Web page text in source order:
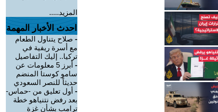
المزيد.....
احدث الأخبار المهمة
- صلاح يتناول الطعام
مع أسرة ريفية في
تركيا.. إليك التفاصيل
-
أبرز 5 معلومات عن
سامو كوستا المنضم
حديثاً للنصر السعودي
- أول تعليق من -حماس-
بعد رفض نتنياهو خطة
ترامب بشأن غزة